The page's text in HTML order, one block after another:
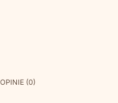
OPINIE (0)